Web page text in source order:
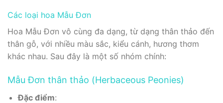
Các loại hoa Mẫu Đơn
Hoa Mẫu Đơn vô cùng đa dạng, từ dạng thân thảo đến
thân gỗ, với nhiều màu sắc, kiểu cánh, hương thơm
khác nhau. Sau đây là một số nhóm chính:
Mẫu Đơn thân thảo (Herbaceous Peonies)
Đặc điểm: